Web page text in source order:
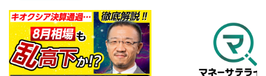
再生位置を示しています。再生したい位置をクリック
するとその位置から動画が再生されます。
6
画質/再生速度の設定
画質の選択/再生速度の変更ができます。